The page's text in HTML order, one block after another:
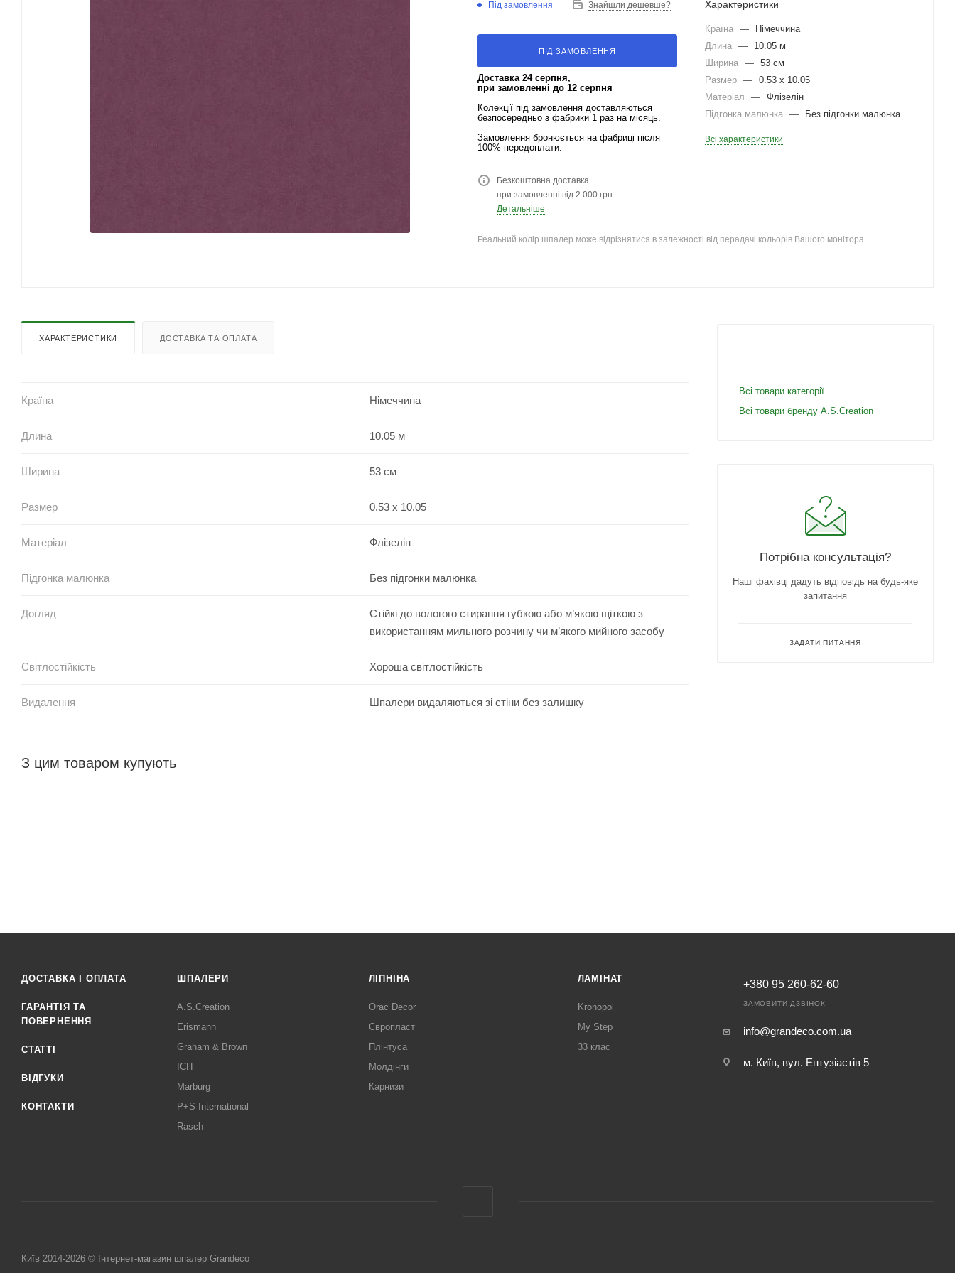
Під замовлення Знайшли дешевше?
ПІД ЗАМОВЛЕННЯ
Доставка 24 серпня,
при замовленні до 12 серпня
Колекції під замовлення доставляються
безпосередньо з фабрики 1 раз на місяць.
Замовлення бронюється на фабриці після
100% передоплати.
Безкоштовна доставка
при замовленні від 2 000 грн
Детальніше
Характеристики
Країна —
Німеччина
Длина —
10.05 м
Ширина — 53 см
Размер — 0.53 x 10.05
Матеріал
— Флізелін
Підгонка малюнка — Без підгонки малюнка
Всі характеристики
Реальний колір шпалер може відрізнятися в залежності від перадачі кольорів Вашого монітора
ХАРАКТЕРИСТИКИ ДОСТАВКА ТА ОПЛАТА
Країна Німеччина
Длина 10.05 м
Ширина 53 см
Размер 0.53 x 10.05
Матеріал Флізелін
Підгонка малюнка Без підгонки малюнка
Догляд
Стійкі до вологого стирання губкою або м’якою щіткою з
використанням мильного розчину чи м’якого мийного засобу
Світлостійкість Хороша світлостійкість
Видалення Шпалери видаляються зі стіни без залишку
З цим товаром купують
Всі товари категорії
Всі товари бренду A.S.Creation
Потрібна консультація?
Наші фахівці дадуть відповідь на будь-яке
запитання
ЗАДАТИ ПИТАННЯ
ДОСТАВКА І ОПЛАТА
ГАРАНТІЯ ТА
ПОВЕРНЕННЯ
СТАТТІ
ВІДГУКИ
КОНТАКТИ
ШПАЛЕРИ
A.S.Creation
Erismann
Graham & Brown
ICH
Marburg
P+S International
Rasch
ЛІПНІНА
Orac Decor
Європласт
Плінтуса
Молдінги
Карнизи
ЛАМІНАТ
Kronopol
My Step
33 клас
+380 95 260-62-60
ЗАМОВИТИ ДЗВІНОК
info@grandeco.com.ua
м. Київ, вул. Ентузіастів 5
Київ 2014-2026 © Інтернет-магазин шпалер Grandeco